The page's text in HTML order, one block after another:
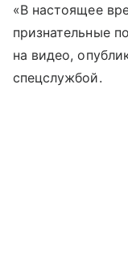
«В настоящее
признательные
на видео,
спецслужбой.